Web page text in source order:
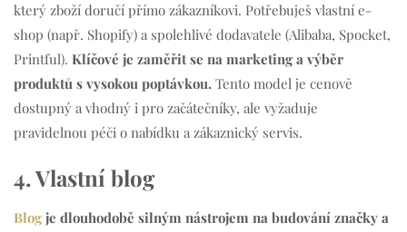
který zboží doručí přímo zákazníkovi. Potřebuješ vlastní e-
shop (např. Shopify) a spolehlivé dodavatele (Alibaba, Spocket,
Printful). Klíčové je zaměřit se na marketing a výběr
produktů s vysokou poptávkou. Tento model je cenově
dostupný a vhodný i pro začátečníky, ale vyžaduje
pravidelnou péči o nabídku a zákaznický servis.
4. Vlastní blog
Blog je dlouhodobě silným nástrojem na budování značky a